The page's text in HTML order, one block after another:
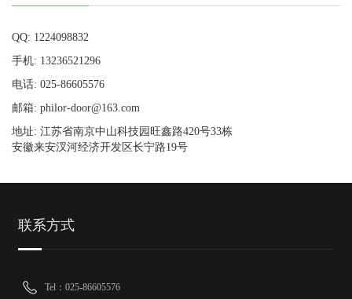
QQ: 1224098832
手机: 13236521296
电话: 025-86605576
邮箱: philor-door@163.com
地址: 江苏省南京中山科技园旺鑫路420号33栋
安徽来安汊河经济开发区长宁路19号
联系方式
Tel：025-86605576